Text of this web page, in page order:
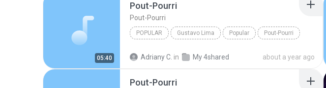
05:40
Pout-Pourri
Pout-Pourri
POPULAR Gustavo Lima Popular Pout-Pourri
Adriany C. in My 4shared about a year ago
Pout-Pourri